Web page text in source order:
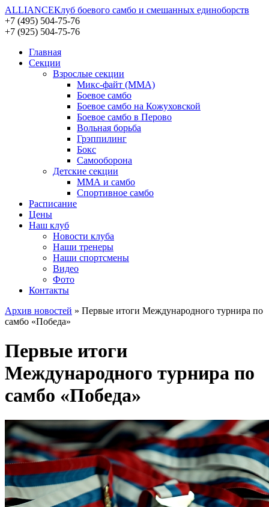
ALLIANCEКлуб боевого самбо и смешанных единоборств
+7 (495) 504-75-76
+7 (925) 504-75-76
Главная
Секции
Взрослые секции
Микс-файт (MMA)
Боевое самбо
Боевое самбо на Кожуховской
Боевое самбо в Перово
Вольная борьба
Грэппилинг
Бокс
Самооборона
Детские секции
ММА и самбо
Спортивное самбо
Расписание
Цены
Наш клуб
Новости клуба
Наши тренеры
Наши спортсмены
Видео
Фото
Контакты
Архив новостей » Первые итоги Международного турнира по
самбо «Победа»
Первые итоги
Международного турнира по
самбо «Победа»